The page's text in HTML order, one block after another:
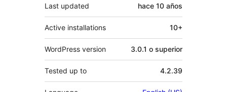
Last updated hace 10 años
Active installations 10+
WordPress version 3.0.1 o superior
Tested up to 4.2.39